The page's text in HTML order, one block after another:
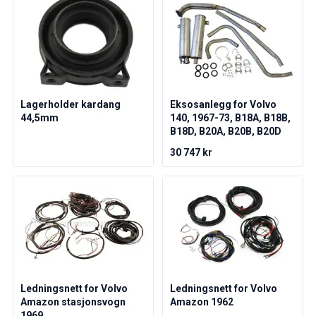
PV/Duett Motordeler
Øvrig PV/Duett
PV/Duett Motorregulering
PV/Duett Varme/Friskluftsanlegg
PV/Duett Dekk/felg/navkapsler
Reservedeler til Amazon
Amazon Karosseri
Amazon Elektrisk Anlegg
Amazon motorregulering
Amazon drivstoff-/eksosanlegg
Amazon Forvogn
Amazon interiør
Amazon Kraftoverføring/Bakaksel
Øvrig Amazon
Lagerholder kardang
44,5mm
Eksosanlegg for Volvo
140, 1967-73, B18A, B18B,
B18D, B20A, B20B, B20D
30 747 kr
Ledningsnett for Volvo
Amazon stasjonsvogn
Ledningsnett for Volvo
Amazon 1962